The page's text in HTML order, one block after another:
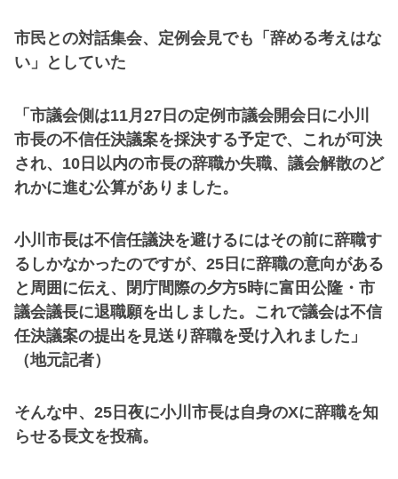
市民との対話集会、定例会見でも「辞める考えはな
い」としていた
「市議会側は11月27日の定例市議会開会日に小川
市長の不信任決議案を採決する予定で、これが可決
され、10日以内の市長の辞職か失職、議会解散のど
れかに進む公算がありました。
小川市長は不信任議決を避けるにはその前に辞職す
るしかなかったのですが、25日に辞職の意向がある
と周囲に伝え、閉庁間際の夕方5時に富田公隆・市
議会議長に退職願を出しました。これで議会は不信
任決議案の提出を見送り辞職を受け入れました」
（地元記者）
そんな中、25日夜に小川市長は自身のXに辞職を知
らせる長文を投稿。